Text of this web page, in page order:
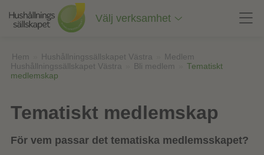
innehåll
Välj verksamhet
Hem Hushållningssällskapet Västra
Medlem
Hushållningssällskapet Västra
Bli medlem
Tematiskt
medlemskap
Tematiskt medlemskap
För vem passar det tematiska medlemsskapet?